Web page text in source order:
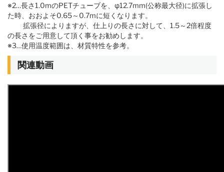
※2…長さ1.0mのPETチューブを、φ12.7mm(公称最大径)に拡張し
た時、おおよそ0.65～0.7mに短くなります。
拡張径によりますが、仕上りの長さに対して、1.5～2倍程度
の長さをご用意して頂く事をお勧めします。
※3…使用温度範囲は、材質特性を参考。
関連動画